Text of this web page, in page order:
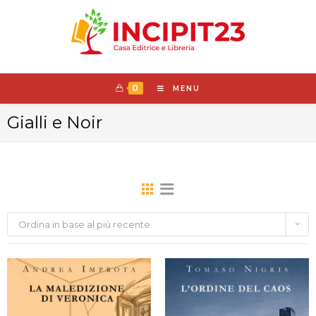
0 MENU
Gialli e Noir
Ordina in base al più recente